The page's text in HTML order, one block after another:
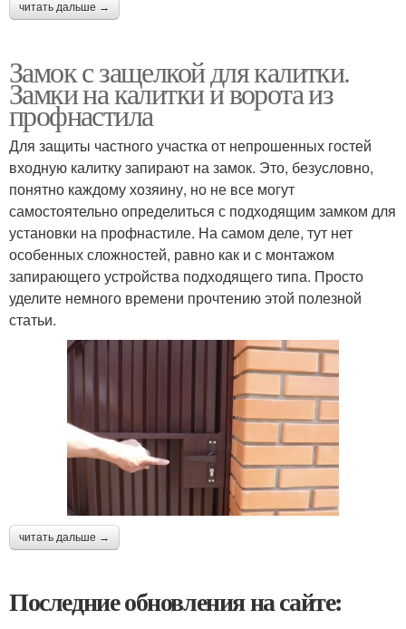
читать дальше →
Замок с защелкой для калитки.
Замки на калитки и ворота из
профнастила
Для защиты частного участка от непрошенных гостей
входную калитку запирают на замок. Это, безусловно,
понятно каждому хозяину, но не все могут
самостоятельно определиться с подходящим замком для
установки на профнастиле. На самом деле, тут нет
особенных сложностей, равно как и с монтажом
запирающего устройства подходящего типа. Просто
уделите немного времени прочтению этой полезной
статьи.
читать дальше →
Последние обновления на сайте: